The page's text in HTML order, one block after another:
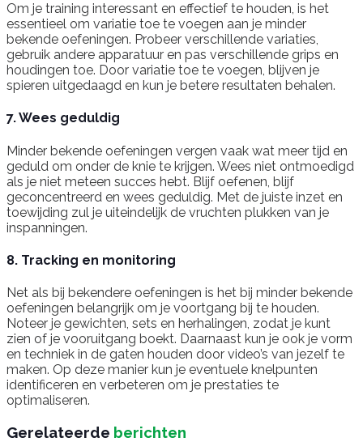
Om je training interessant en effectief te houden, is het
essentieel om variatie toe te voegen aan je minder
bekende oefeningen. Probeer verschillende variaties,
gebruik andere apparatuur en pas verschillende grips en
houdingen toe. Door variatie toe te voegen, blijven je
spieren uitgedaagd en kun je betere resultaten behalen.
7. Wees geduldig
Minder bekende oefeningen vergen vaak wat meer tijd en
geduld om onder de knie te krijgen. Wees niet ontmoedigd
als je niet meteen succes hebt. Blijf oefenen, blijf
geconcentreerd en wees geduldig. Met de juiste inzet en
toewijding zul je uiteindelijk de vruchten plukken van je
inspanningen.
8. Tracking en monitoring
Net als bij bekendere oefeningen is het bij minder bekende
oefeningen belangrijk om je voortgang bij te houden.
Noteer je gewichten, sets en herhalingen, zodat je kunt
zien of je vooruitgang boekt. Daarnaast kun je ook je vorm
en techniek in de gaten houden door video’s van jezelf te
maken. Op deze manier kun je eventuele knelpunten
identificeren en verbeteren om je prestaties te
optimaliseren.
Gerelateerde berichten